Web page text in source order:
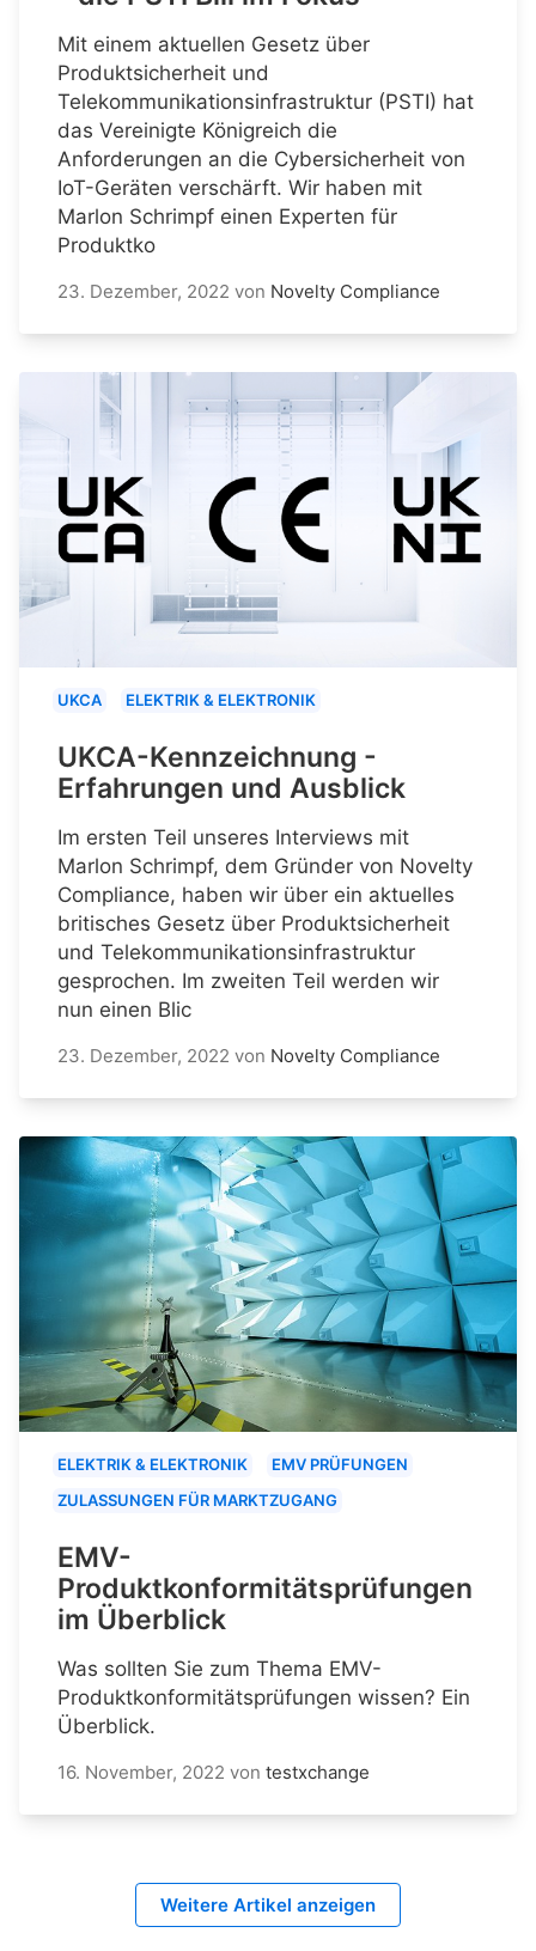
Mit einem aktuellen Gesetz über
Produktsicherheit und
Telekommunikationsinfrastruktur (PSTI) hat
das Vereinigte Königreich die
Anforderungen an die Cybersicherheit von
IoT-Geräten verschärft. Wir haben mit
Marlon Schrimpf einen Experten für
Produktko
23. Dezember, 2022 von Novelty Compliance
UKCA ELEKTRIK & ELEKTRONIK
UKCA-Kennzeichnung -
Erfahrungen und Ausblick
Im ersten Teil unseres Interviews mit
Marlon Schrimpf, dem Gründer von Novelty
Compliance, haben wir über ein aktuelles
britisches Gesetz über Produktsicherheit
und Telekommunikationsinfrastruktur
gesprochen. Im zweiten Teil werden wir
nun einen Blic
23. Dezember, 2022 von Novelty Compliance
ELEKTRIK & ELEKTRONIK
EMV PRÜFUNGEN
ZULASSUNGEN FÜR MARKTZUGANG
EMV-
Produktkonformitätsprüfungen
im Überblick
Was sollten Sie zum Thema EMV-
Produktkonformitätsprüfungen wissen? Ein
Überblick.
16. November, 2022 von testxchange
Weitere Artikel anzeigen